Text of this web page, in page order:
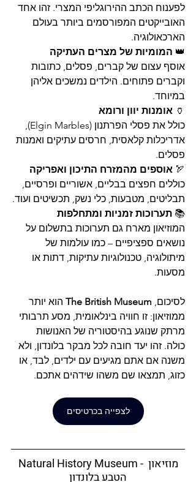
לפענוח הכתב ההירוגליפי המצרי. זהו אחד
האובייקטים המפורסמים ביותר בעולם
הארכאולוגיה.
👑 המומיות של מצרים העתיקה
אוסף עצום של קברים, פסלים, כתובות
וקברים פתוחים. הילדים נמשכים אליהן
במיוחד.
🏺 אומנות יוון ורומא
כולל את פסלי הפרתנון (Elgin Marbles),
אדריכלות קלאסית, חרסים עתיקים ואמנות
פסלים.
🏹 אוספים מהמזרח התיכון ואפריקה
כוללים חפצים בבליים, אשוריים ופרסיים,
תבליטים, מטבעות, כלי נשק, תכשיטים ועוד.
📚 תערוכות זמניות ומתחלפות
המוזיאון מארח גם תערוכות בתשלום על
נושאים ספציפיים – כמו עולמות של
מיתולוגיה, טכנולוגיות עתיקות, דתות או
מסעות.
לסיכום, The British Museum הוא יותר
ממוזיאון: זו חוויה בינלאומית, מסע תרבותי
מרתק שנוגע בהיסטוריה של האנושות
כולה. זהו יעד חובה לכל מבקר בלונדון, ולא
משנה אם אתם מגיעים עם ילדים, לבד, או
כזוג, תמצאו שם משהו שידהים אתכם.
לצפייה בכרטיסים
Natural History Museum - מוזיאון
הטבע בלונדון